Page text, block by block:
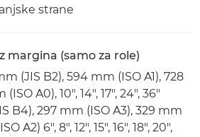
strane
margina (samo za role)
(JIS B2), 594 mm (ISO A1), 728
A0), 10", 14", 17", 24", 36"
B4), 297 mm (ISO A3), 329 mm
A2) 6", 8", 12", 15", 16", 18", 20",